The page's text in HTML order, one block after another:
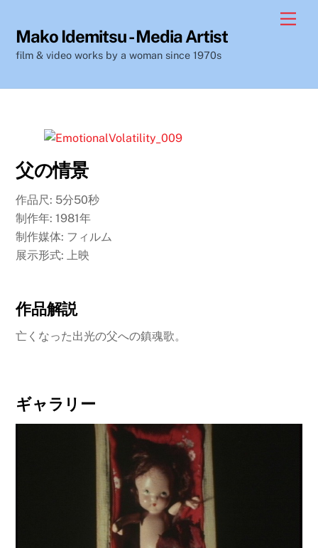
content
Mako Idemitsu - Media Artist
film & video works by a woman since 1970s
父の情景
作品尺: 5分50秒
制作年: 1981年
制作媒体: フィルム
展示形式: 上映
作品解説
亡くなった出光の父への鎮魂歌。
ギャラリー